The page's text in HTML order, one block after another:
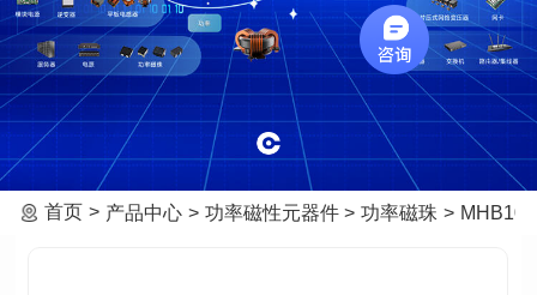
首页 产品中心 功率磁性元器件 功率磁珠